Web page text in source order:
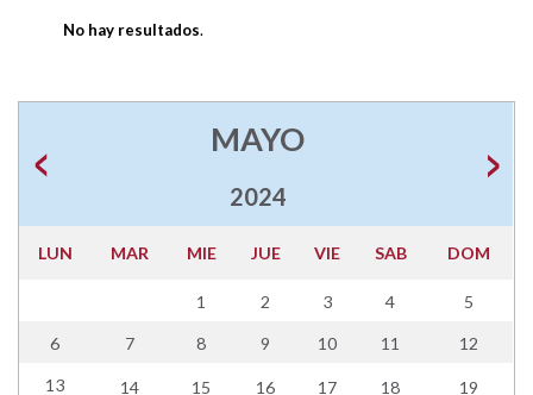
No hay resultados.
MAYO
2024
LUN MAR MIE JUE VIE SAB DOM
1 2 3 4 5
6 7 8 9 10 11 12
13 14 15 16 17 18 19